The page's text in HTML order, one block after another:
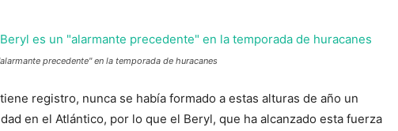
precedente" en la temporada de huracanes
registro, nunca se había formado a estas alturas de año un
en el Atlántico, por lo que el Beryl, que ha alcanzado esta fuerza